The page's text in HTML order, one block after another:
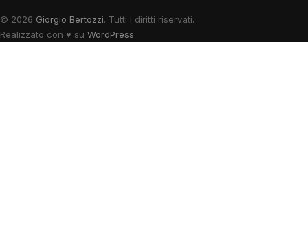
© 2026 Giorgio Bertozzi. Tutti i diritti riservati.
Realizzato con ♥ su WordPress